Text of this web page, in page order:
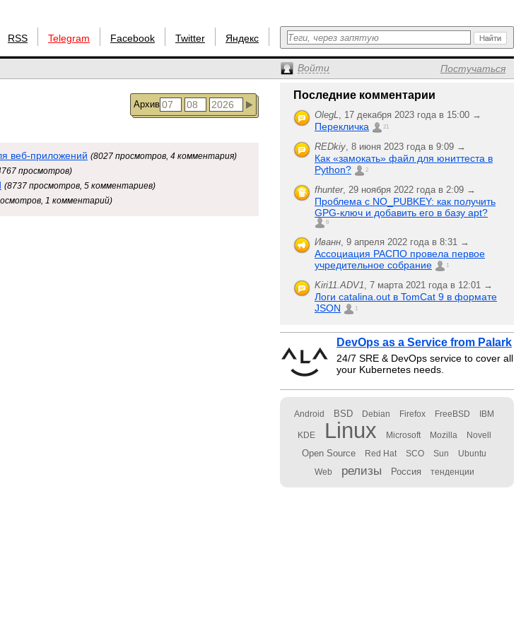
RSS Telegram Facebook Twitter Яндекс
Войти Постучаться
Архив
веб-приложений (8027 просмотров, 4 комментария)
просмотров)
(8737 просмотров, 5 комментариев)
1 комментарий)
Последние комментарии
OlegL, 17 декабря 2023 года в 15:00 →
Перекличка 21
REDkiy, 8 июня 2023 года в 9:09 →
Как «замокать» файл для юниттеста в
Python?
2
fhunter, 29 ноября 2022 года в 2:09 →
Проблема с NO_PUBKEY: как получить
GPG-ключ и добавить его в базу apt?
6
Иванн, 9 апреля 2022 года в 8:31 →
Ассоциация РАСПО провела первое
учредительное собрание
1
Kiri11.ADV1, 7 марта 2021 года в 12:01 →
Логи catalina.out в TomCat 9 в формате
JSON
1
DevOps as a Service from Palark
24/7 SRE & DevOps service to cover all
your Kubernetes needs.
Android BSD Debian Firefox FreeBSD IBM
KDE Linux Microsoft Mozilla Novell
Open Source Red Hat SCO Sun Ubuntu
Web релизы Россия тенденции